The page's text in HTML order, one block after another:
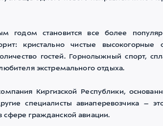
годом становится все более
кристально чистые
гостей. Горнолыжный спорт,
экстремального отдыха.
Киргизской Республики,
специалисты авиаперевозчика –
гражданской авиации.